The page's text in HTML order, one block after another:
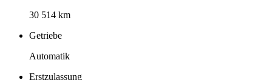
30 514 km
Getriebe
Automatik
Erstzulassung